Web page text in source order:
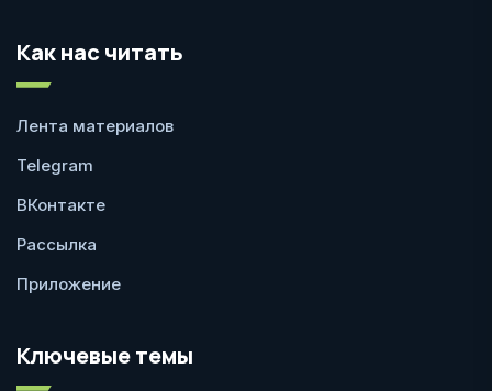
Как нас читать
Лента материалов
Telegram
ВКонтакте
Рассылка
Приложение
Ключевые темы